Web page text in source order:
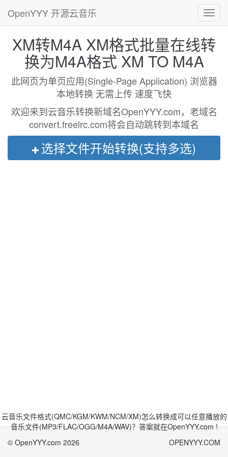
OpenYYY 开源云音乐
XM转M4A XM格式批量在线转
换为M4A格式 XM TO M4A
此网页为单页应用(Single-Page Application) 浏览器
本地转换 无需上传 速度飞快
欢迎来到云音乐转换新域名OpenYYY.com，老域名
convert.freelrc.com将会自动跳转到本域名
选择文件开始转换(支持多选)
云音乐文件格式(QMC/KGM/KWM/NCM/XM)怎么转换成可以任意播放的
音乐文件(MP3/FLAC/OGG/M4A/WAV)？答案就在OpenYYY.com !
© OpenYYY.com 2026
OPENYYY.COM